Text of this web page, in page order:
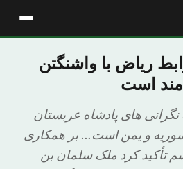
ریاض با واشنگتن
است
های پادشاه عربستان
و یمن است… بر همکاری
تأکید کرد ملک سلمان بن